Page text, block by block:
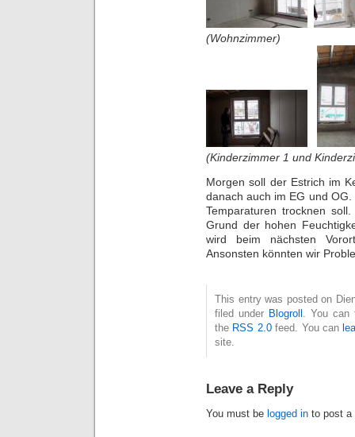
(Wohnzimmer)
(Kinderzimmer 1 und
Morgen soll der Estrich im
danach auch im EG und
Temparaturen trocknen
Grund der hohen
wird beim nächsten
Ansonsten könnten wir
This entry was posted on
filed under Blogroll
. You
the RSS 2.0feed. You can
site.
Leave a Reply
You must be logged in to post a